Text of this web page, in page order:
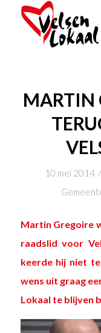
MARTIN
10 mei 2014 /
Martin Gregoire
raadslid voor
keerde hij niet
wens uit graag
Lokaal te blijven